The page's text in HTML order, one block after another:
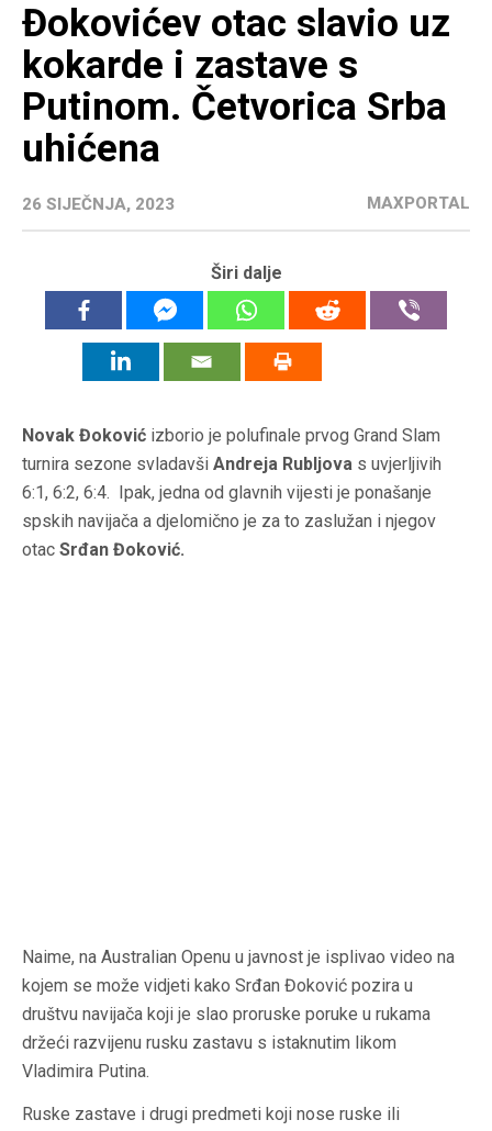
Đokovićev otac slavio uz
kokarde i zastave s
Putinom. Četvorica Srba
uhićena
26 SIJEČNJA, 2023 MAXPORTAL
Širi dalje
Novak Đoković izborio je polufinale prvog Grand Slam
turnira sezone svladavši Andreja Rubljova s uvjerljivih
6:1, 6:2, 6:4. Ipak, jedna od glavnih vijesti je ponašanje
spskih navijača a djelomično je za to zaslužan i njegov
otac Srđan Đoković.
Naime, na Australian Openu u javnost je isplivao video na
kojem se može vidjeti kako Srđan Đoković pozira u
društvu navijača koji je slao proruske poruke u rukama
držeći razvijenu rusku zastavu s istaknutim likom
Vladimira Putina.
Ruske zastave i drugi predmeti koji nose ruske ili